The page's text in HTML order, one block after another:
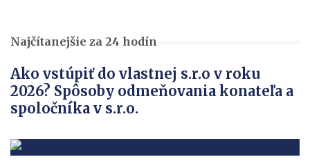
Najčítanejšie za 24 hodín
Ako vstúpiť do vlastnej s.r.o v roku
2026? Spôsoby odmeňovania konateľa a
spoločníka v s.r.o.